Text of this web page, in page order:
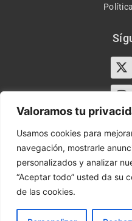
Valoramos tu
Usamos cookies para
navegación, mostrarle
personalizados y analizar
“Aceptar todo” usted da su
de las cookies.
X-
Horario:
Lun-Vie de
Orient Express |